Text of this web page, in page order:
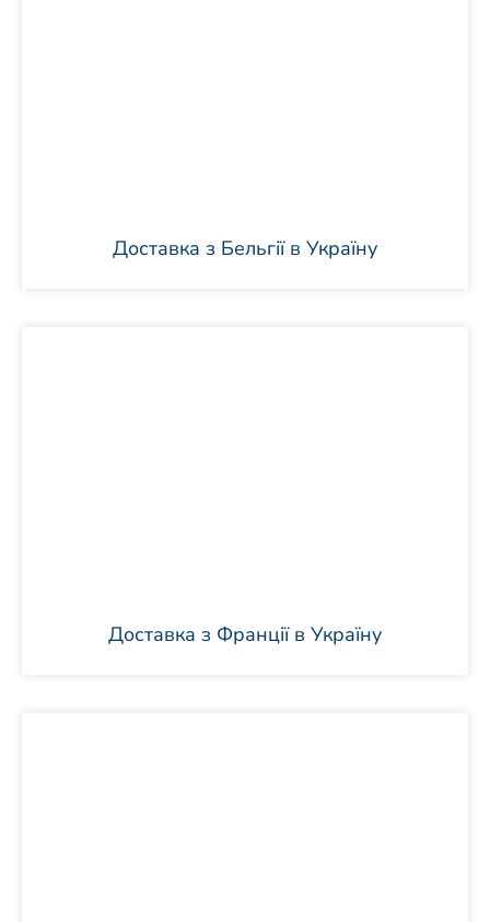
Доставка з Бельгії в Україну
Доставка з Франції в Україну